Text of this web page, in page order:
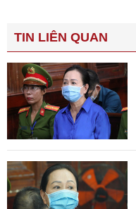
TIN LIÊN QUAN